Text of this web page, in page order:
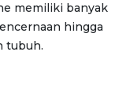
memiliki banyak
hingga
tubuh.